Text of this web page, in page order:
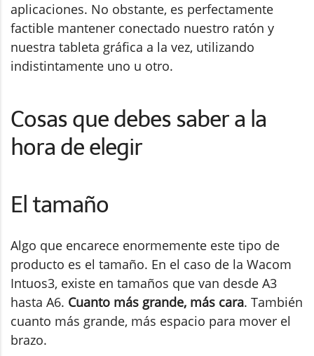
aplicaciones. No obstante, es perfectamente
factible mantener conectado nuestro ratón y
nuestra tableta gráfica a la vez, utilizando
indistintamente uno u otro.
Cosas que debes saber a la
hora de elegir
El tamaño
Algo que encarece enormemente este tipo de
producto es el tamaño. En el caso de la Wacom
Intuos3, existe en tamaños que van desde A3
hasta A6. Cuanto más grande, más cara. También
cuanto más grande, más espacio para mover el
brazo.